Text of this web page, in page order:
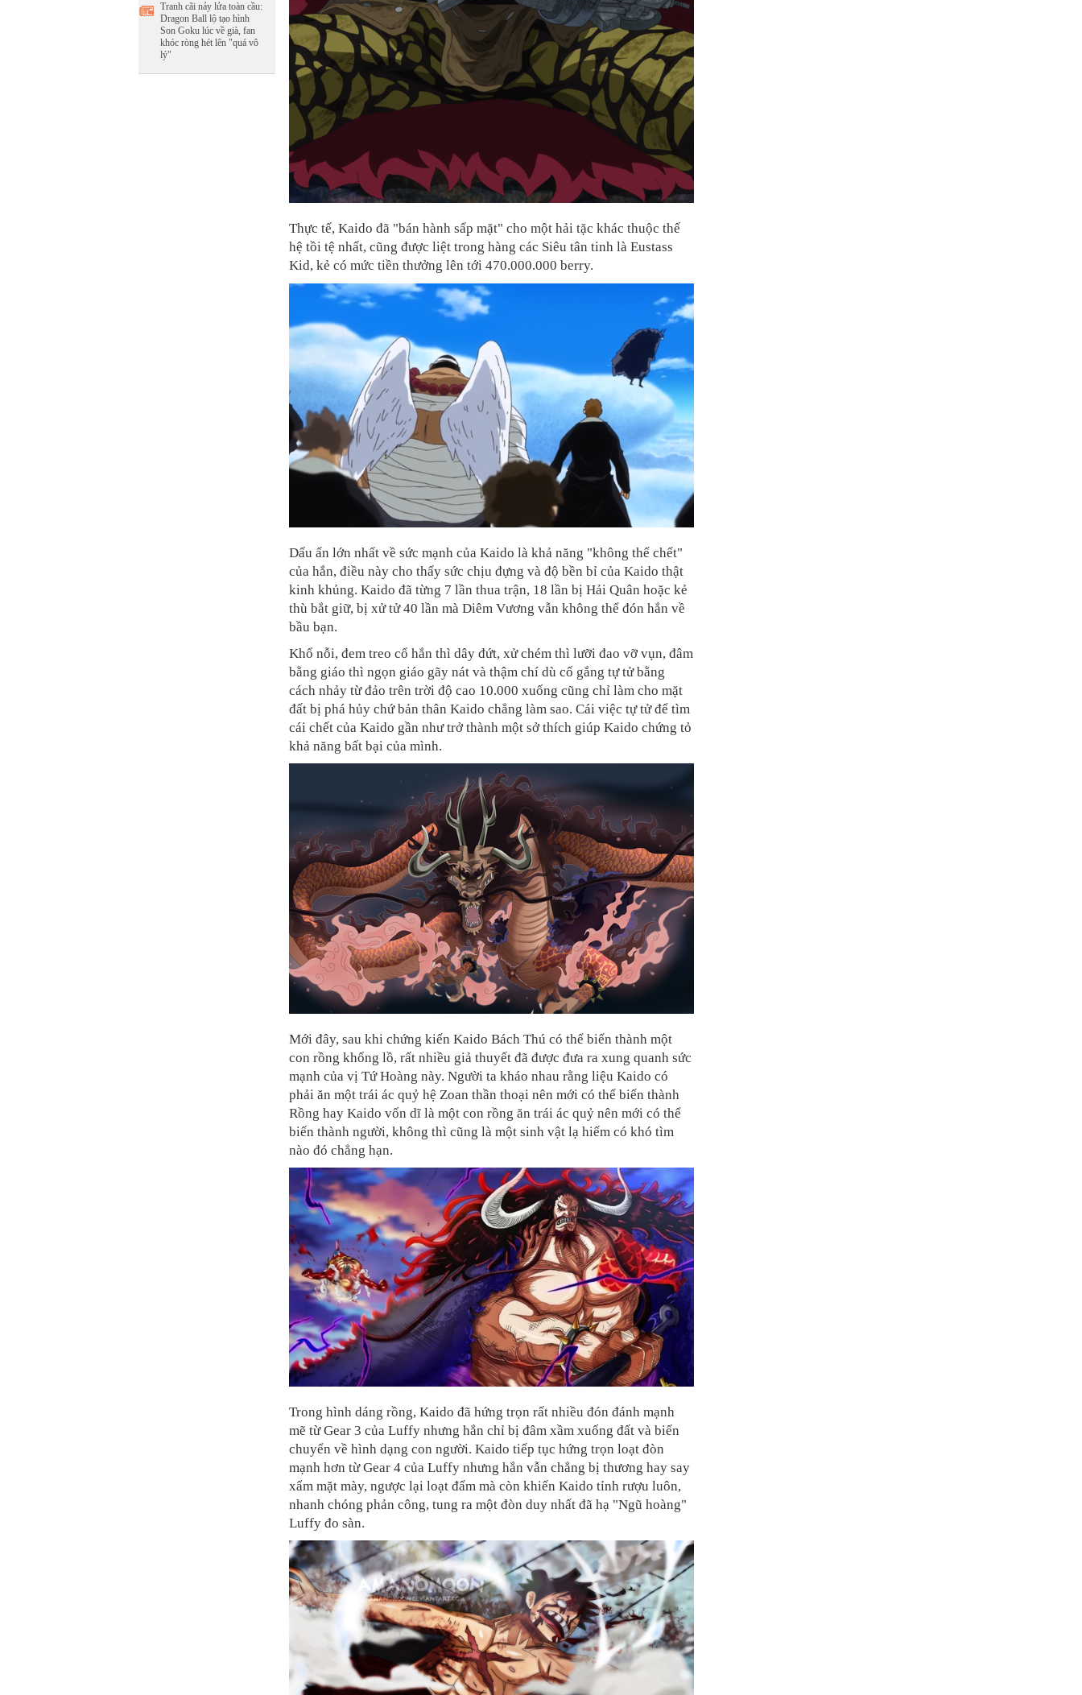
Tranh cãi nảy lửa toàn cầu:
Dragon Ball lộ tạo hình
Son Goku lúc về già, fan
khóc ròng hét lên "quá vô
lý"
Thực tế, Kaido đã "bán hành sấp mặt" cho một hải tặc khác thuộc thế
hệ tồi tệ nhất, cũng được liệt trong hàng các Siêu tân tinh là Eustass
Kid, kẻ có mức tiền thưởng lên tới 470.000.000 berry.
Dấu ấn lớn nhất về sức mạnh của Kaido là khả năng "không thể chết"
của hắn, điều này cho thấy sức chịu đựng và độ bền bỉ của Kaido thật
kinh khủng. Kaido đã từng 7 lần thua trận, 18 lần bị Hải Quân hoặc kẻ
thù bắt giữ, bị xử tử 40 lần mà Diêm Vương vẫn không thể đón hắn về
bầu bạn.
Khổ nỗi, đem treo cổ hắn thì dây đứt, xử chém thì lưỡi đao vỡ vụn, đâm
bằng giáo thì ngọn giáo gãy nát và thậm chí dù cố gắng tự tử bằng
cách nhảy từ đảo trên trời độ cao 10.000 xuống cũng chỉ làm cho mặt
đất bị phá hủy chứ bản thân Kaido chẳng làm sao. Cái việc tự tử để tìm
cái chết của Kaido gần như trở thành một sở thích giúp Kaido chứng tỏ
khả năng bất bại của mình.
Mới đây, sau khi chứng kiến Kaido Bách Thú có thể biến thành một
con rồng khổng lồ, rất nhiều giả thuyết đã được đưa ra xung quanh sức
mạnh của vị Tứ Hoàng này. Người ta kháo nhau rằng liệu Kaido có
phải ăn một trái ác quỷ hệ Zoan thần thoại nên mới có thể biến thành
Rồng hay Kaido vốn dĩ là một con rồng ăn trái ác quỷ nên mới có thể
biến thành người, không thì cũng là một sinh vật lạ hiếm có khó tìm
nào đó chẳng hạn.
Trong hình dáng rồng, Kaido đã hứng trọn rất nhiều đón đánh mạnh
mẽ từ Gear 3 của Luffy nhưng hắn chỉ bị đâm xầm xuống đất và biến
chuyển về hình dạng con người. Kaido tiếp tục hứng trọn loạt đòn
mạnh hơn từ Gear 4 của Luffy nhưng hắn vẫn chẳng bị thương hay say
xẩm mặt mày, ngược lại loạt đấm mà còn khiến Kaido tỉnh rượu luôn,
nhanh chóng phản công, tung ra một đòn duy nhất đã hạ "Ngũ hoàng"
Luffy đo sàn.